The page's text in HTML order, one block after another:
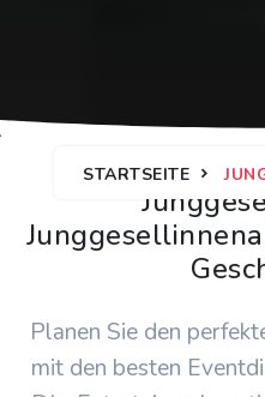
STARTSEITE
Planen Sie den
mit den besten